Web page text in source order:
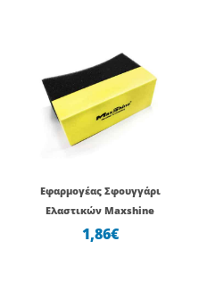
Εφαρμογέας Σφουγγάρι
Ελαστικών Maxshine
1,86€